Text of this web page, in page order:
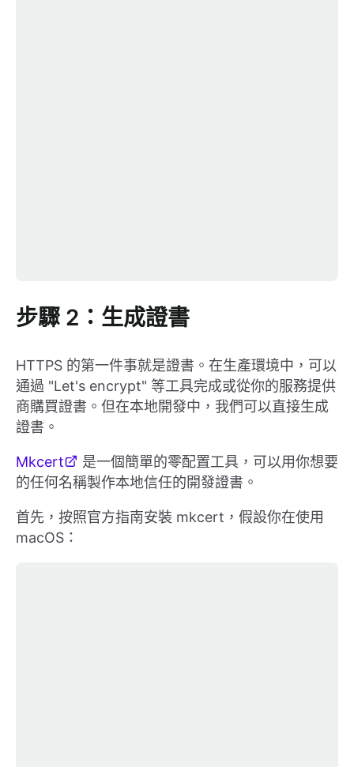
步驟 2：生成證書
HTTPS 的第一件事就是證書。在生產環境中，可以
通過 "Let's encrypt" 等工具完成或從你的服務提供
商購買證書。但在本地開發中，我們可以直接生成
證書。
Mkcert
是一個簡單的零配置工具，可以用你想要
的任何名稱製作本地信任的開發證書。
首先，按照官方指南安裝 mkcert，假設你在使用
macOS：